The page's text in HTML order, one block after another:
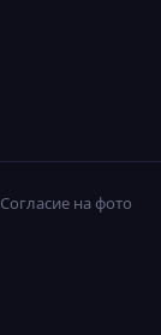
Согласие на фото